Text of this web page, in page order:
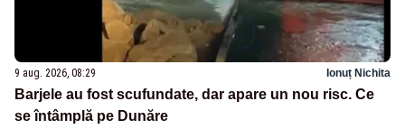
9 aug. 2026, 08:29 Ionuț Nichita
Barjele au fost scufundate, dar apare un nou risc. Ce
se întâmplă pe Dunăre